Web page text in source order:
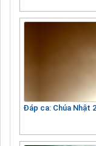
Đáp ca: Chúa Nhật